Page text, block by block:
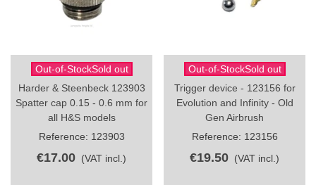
Out-of-StockSold out
Harder & Steenbeck 123903
Spatter cap 0.15 - 0.6 mm for
all H&S models
Reference: 123903
€17.00 (VAT incl.)
Out-of-StockSold out
Trigger device - 123156 for
Evolution and Infinity - Old
Gen Airbrush
Reference: 123156
€19.50 (VAT incl.)